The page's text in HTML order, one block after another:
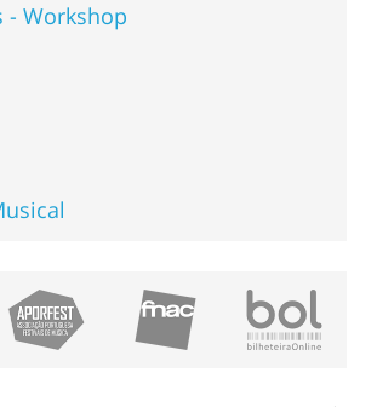
- Workshop